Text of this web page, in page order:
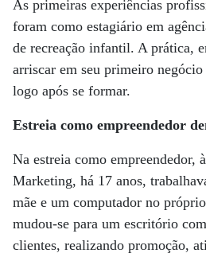
As primeiras experiências
foram como estagiário em
de recreação infantil. A prática,
arriscar em seu primeiro
logo após se formar.
Estreia como empreendedor
Na estreia como empreendedor,
Marketing, há 17 anos,
mãe e um computador no
mudou-se para um escritório
clientes, realizando promoção,